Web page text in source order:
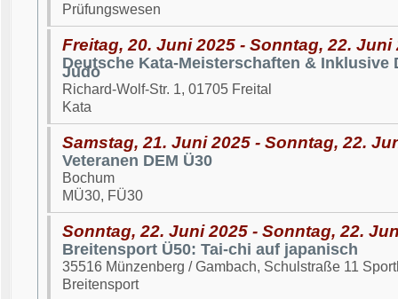
Prüfungswesen
Freitag, 20. Juni 2025 - Sonntag, 22. Juni
Deutsche Kata-Meisterschaften & Inklusive
Judo
Richard-Wolf-Str. 1, 01705 Freital
Kata
Samstag, 21. Juni 2025 - Sonntag, 22.
Veteranen DEM Ü30
Bochum
MÜ30, FÜ30
Sonntag, 22. Juni 2025 - Sonntag, 22.
Breitensport Ü50: Tai-chi auf japanisch
35516 Münzenberg / Gambach, Schulstraße 11
Breitensport